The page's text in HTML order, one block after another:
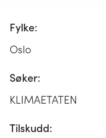
Fylke:
Oslo
Søker:
KLIMAETATEN
Tilskudd: